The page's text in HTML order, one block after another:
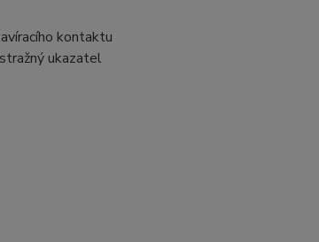
kontaktu
ukazatel